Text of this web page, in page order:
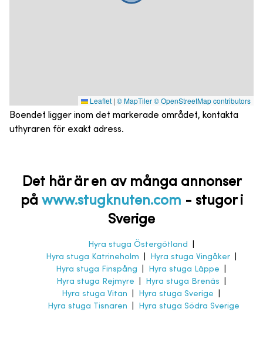
Leaflet | © MapTiler© OpenStreetMap contributors
Boendet ligger inom det markerade området, kontakta
uthyraren för exakt adress.
Det här är en av många annonser
på www.stugknuten.com - stugor i
Sverige
Hyra stuga Östergötland
Hyra stuga Katrineholm
Hyra stuga Vingåker|
Hyra stuga Finspång
Hyra stuga Läppe
Hyra stuga Rejmyre
Hyra stuga Brenäs
Hyra stuga Vitan
Hyra stuga Sverige
Hyra stuga Tisnaren
Hyra stuga Södra Sverige